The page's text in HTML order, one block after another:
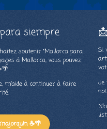
siempre
soutenir "Mallorca para
à Mallorca, vous pouvez
m’aide à continuer à faire
☕🌴
Si
Je